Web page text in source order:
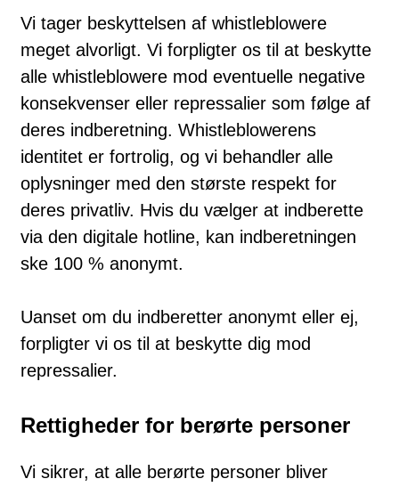
Vi tager beskyttelsen af whistleblowere
meget alvorligt. Vi forpligter os til at beskytte
alle whistleblowere mod eventuelle negative
konsekvenser eller repressalier som følge af
deres indberetning. Whistleblowerens
identitet er fortrolig, og vi behandler alle
oplysninger med den største respekt for
deres privatliv. Hvis du vælger at indberette
via den digitale hotline, kan indberetningen
ske 100 % anonymt.
Uanset om du indberetter anonymt eller ej,
forpligter vi os til at beskytte dig mod
repressalier.
Rettigheder for berørte personer
Vi sikrer, at alle berørte personer bliver